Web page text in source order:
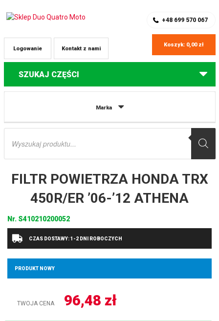
+48 699 570 067
Kontakt z nami
Logowanie
Koszyk: 0,00 zł
SZUKAJ CZĘŚCI
Marka
Wyszukiwarka
Części do quadów Honda
FILTR POWIETRZA HONDA TRX
450R/ER ’06-’12 ATHENA
Nr. S410210200052
CZAS DOSTAWY: 1-2 DNI ROBOCZYCH
PRODUKT NOWY
TWOJA CENA 96,48 zł